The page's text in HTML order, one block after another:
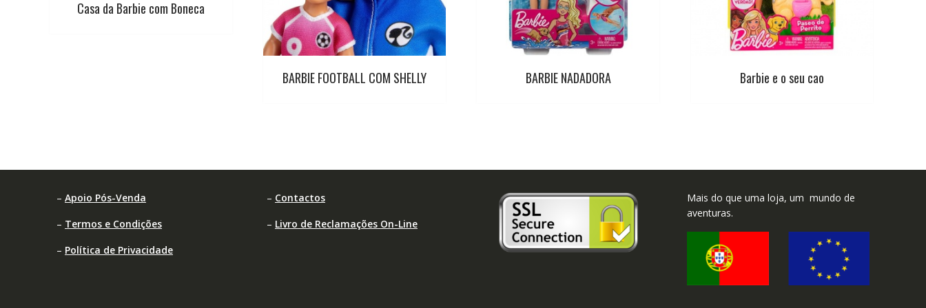
Casa da Barbie com Boneca
BARBIE FOOTBALL COM SHELLY BARBIE NADADORA Barbie e o seu cao
– Apoio Pós-Venda
– Termos e Condições
– Política de Privacidade
– Contactos
– Livro de Reclamações On-Line
Mais do que uma loja, um mundo de
aventuras.